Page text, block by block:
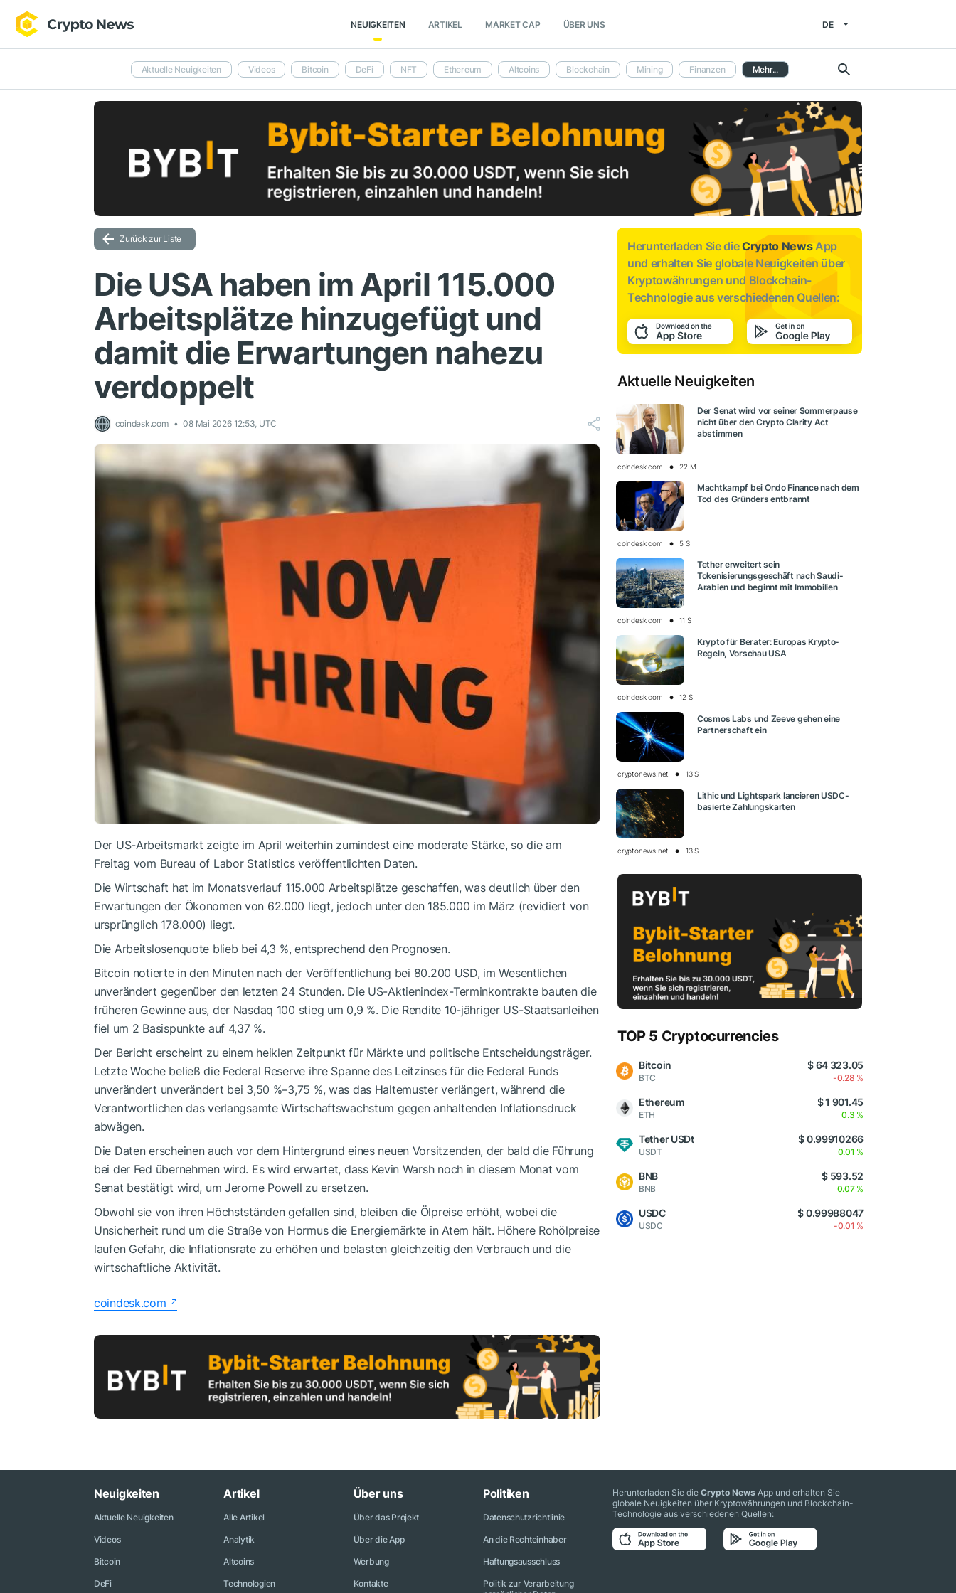
NEUIGKEITEN ARTIKEL MARKET CAP ÜBER UNS DE
Aktuelle Neuigkeiten Videos Bitcoin DeFi NFT Ethereum Altcoins Blockchain Mining Finanzen Mehr...
Zurück zur Liste
Die USA haben im April 115.000
Arbeitsplätze hinzugefügt und
damit die Erwartungen nahezu
verdoppelt
coindesk.com 08 Mai 2026 12:53, UTC
Der US-Arbeitsmarkt zeigte im April weiterhin zumindest eine moderate Stärke, so die am
Freitag vom Bureau of Labor Statistics veröffentlichten Daten.
Die Wirtschaft hat im Monatsverlauf 115.000 Arbeitsplätze geschaffen, was deutlich über den
Erwartungen der Ökonomen von 62.000 liegt, jedoch unter den 185.000 im März (revidiert von
ursprünglich 178.000) liegt.
Die Arbeitslosenquote blieb bei 4,3 %, entsprechend den Prognosen.
Bitcoin notierte in den Minuten nach der Veröffentlichung bei 80.200 USD, im Wesentlichen
unverändert gegenüber den letzten 24 Stunden. Die US-Aktienindex-Terminkontrakte bauten die
früheren Gewinne aus, der Nasdaq 100 stieg um 0,9 %. Die Rendite 10-jähriger US-Staatsanleihen
fiel um 2 Basispunkte auf 4,37 %.
Der Bericht erscheint zu einem heiklen Zeitpunkt für Märkte und politische Entscheidungsträger.
Letzte Woche beließ die Federal Reserve ihre Spanne des Leitzinses für die Federal Funds
unverändert unverändert bei 3,50 %–3,75 %, was das Haltemuster verlängert, während die
Verantwortlichen das verlangsamte Wirtschaftswachstum gegen anhaltenden Inflationsdruck
abwägen.
Die Daten erscheinen auch vor dem Hintergrund eines neuen Vorsitzenden, der bald die Führung
bei der Fed übernehmen wird. Es wird erwartet, dass Kevin Warsh noch in diesem Monat vom
Senat bestätigt wird, um Jerome Powell zu ersetzen.
Obwohl sie von ihren Höchstständen gefallen sind, bleiben die Ölpreise erhöht, wobei die
Unsicherheit rund um die Straße von Hormus die Energiemärkte in Atem hält. Höhere Rohölpreise
laufen Gefahr, die Inflationsrate zu erhöhen und belasten gleichzeitig den Verbrauch und die
wirtschaftliche Aktivität.
coindesk.com
Herunterladen Sie dieCrypto NewsApp
und erhalten Sie globale Neuigkeiten über
Kryptowährungen und Blockchain-
Technologie aus verschiedenen Quellen:
Aktuelle Neuigkeiten
Der Senat wird vor seiner Sommerpause
nicht über den Crypto Clarity Act
abstimmen
coindesk.com 22 M
Machtkampf bei Ondo Finance nach dem
Tod des Gründers entbrannt
coindesk.com 5 S
Tether erweitert sein
Tokenisierungsgeschäft nach Saudi-
Arabien und beginnt mit Immobilien
coindesk.com 11 S
Krypto für Berater: Europas Krypto-
Regeln, Vorschau USA
coindesk.com 12 S
Cosmos Labs und Zeeve gehen eine
Partnerschaft ein
cryptonews.net 13 S
Lithic und Lightspark lancieren USDC-
basierte Zahlungskarten
cryptonews.net 13 S
TOP 5 Cryptocurrencies
Bitcoin
BTC
$ 64 323.05
-0.28 %
Ethereum
ETH
$ 1 901.45
0.3 %
Tether USDt
USDT
$ 0.99910266
0.01 %
BNB
BNB
$ 593.52
0.07 %
USDC
USDC
$ 0.99988047
-0.01 %
Neuigkeiten
Aktuelle Neuigkeiten
Videos
Bitcoin
DeFi
Artikel
Alle Artikel
Analytik
Altcoins
Technologien
Über uns
Über das Projekt
Über die App
Werbung
Kontakte
Politiken
Datenschutzrichtlinie
An die Rechteinhaber
Haftungsausschluss
Politik zur Verarbeitung
Herunterladen Sie dieCrypto News App und erhalten Sie
globale Neuigkeiten über Kryptowährungen und Blockchain-
Technologie aus verschiedenen Quellen: